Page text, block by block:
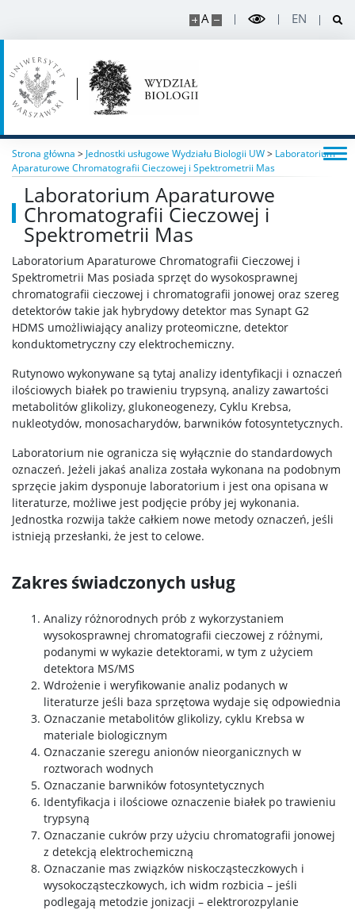
A EN
Stopnie i tytuły
Rada Naukowa Dyscypliny
Dane badawcze UW
POPULARYZACJA
Posłuchaj o nauce
Poczytaj o nauce
Wydarzenia
Wystawy
USŁUGI
Jednostki usługowe
Spółki spin-off
Strona główna > Jednostki usługowe Wydziału Biologii UW> Laboratorium
Aparaturowe Chromatografii Cieczowej i Spektrometrii Mas
Laboratorium Aparaturowe
Chromatografii Cieczowej i
Spektrometrii Mas
Laboratorium Aparaturowe Chromatografii Cieczowej i
Spektrometrii Mas posiada sprzęt do wysokosprawnej
chromatografii cieczowej i chromatografii jonowej oraz szereg
detektorów takie jak hybrydowy detektor mas Synapt G2
HDMS umożliwiający analizy proteomiczne, detektor
konduktometryczny czy elektrochemiczny.
Rutynowo wykonywane są tytaj analizy identyfikacji i oznaczeń
ilościowych białek po trawieniu trypsyną, analizy zawartości
metabolitów glikolizy, glukoneogenezy, Cyklu Krebsa,
nukleotydów, monosacharydów, barwników fotosyntetycznych.
Laboratorium nie ogranicza się wyłącznie do standardowych
oznaczeń. Jeżeli jakaś analiza została wykonana na podobnym
sprzęcie jakim dysponuje laboratorium i jest ona opisana w
literaturze, możliwe jest podjęcie próby jej wykonania.
Jednostka rozwija także całkiem nowe metody oznaczeń, jeśli
istnieją przesłanki, że jest to celowe.
Zakres świadczonych usług
Analizy różnorodnych prób z wykorzystaniem
wysokosprawnej chromatografii cieczowej z różnymi,
podanymi w wykazie detektorami, w tym z użyciem
detektora MS/MS
Wdrożenie i weryfikowanie analiz podanych w
literaturze jeśli baza sprzętowa wydaje się odpowiednia
Oznaczanie metabolitów glikolizy, cyklu Krebsa w
materiale biologicznym
Oznaczanie szeregu anionów nieorganicznych w
roztworach wodnych
Oznaczanie barwników fotosyntetycznych
Identyfikacja i ilościowe oznaczenie białek po trawieniu
trypsyną
Oznaczanie cukrów przy użyciu chromatografii jonowej
z detekcją elektrochemiczną
Oznaczanie mas związków niskocząsteczkowych i
wysokocząsteczkowych, ich widm rozbicia – jeśli
podlegają metodzie jonizacji – elektrorozpylanie